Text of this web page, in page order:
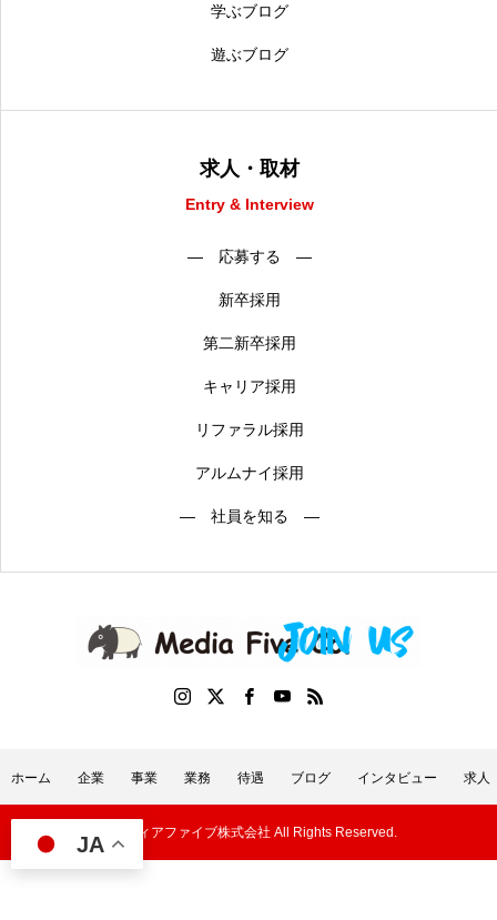
学ぶブログ
遊ぶブログ
求人・取材
Entry & Interview
― 応募する ―
新卒採用
第二新卒採用
キャリア採用
リファラル採用
アルムナイ採用
― 社員を知る ―
ホーム 企業 事業 業務 待遇 ブログ インタビュー 求人
©メディアファイブ株式会社 All Rights Reserved.
JA